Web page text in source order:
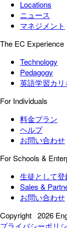
Locations
ニュース
マネジメント
The EC Experience
Technology
Pedagogy
英語学習カ
For Individuals
料金プラン
ヘルプ
お問い合わせ
For Schools &
生徒として登
Sales &
お問い合わせ
Copyright 2026